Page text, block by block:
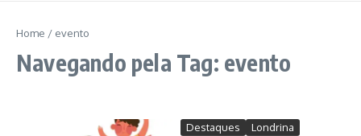
Home / evento
Navegando pela Tag: evento
Destaques Londrina